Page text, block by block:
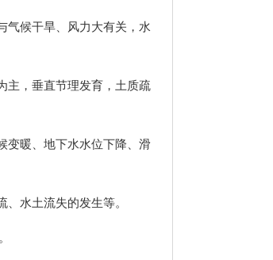
气候干旱、风力大有关，水
主，垂直节理发育，土质疏
变暖、地下水水位下降、滑
水土流失的发生等。